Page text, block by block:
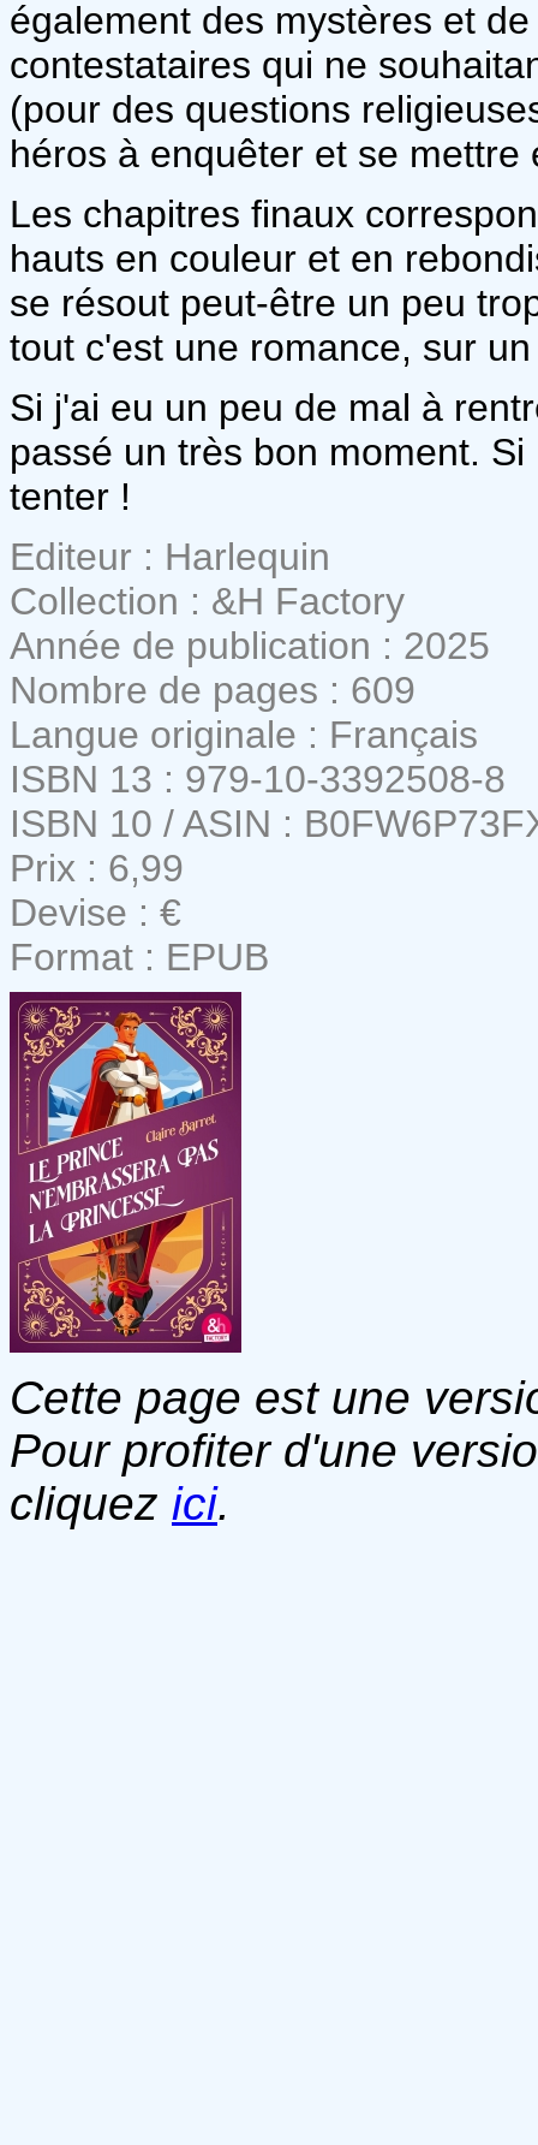
également des mystères et
contestataires qui ne
(pour des questions
héros à enquêter et se mettre
Les chapitres finaux
hauts en couleur et en
se résout peut-être un peu
tout c'est une romance, sur
Si j'ai eu un peu de mal à
passé un très bon moment.
tenter !
Editeur : Harlequin
Collection : &H Factory
Année de publication : 2025
Nombre de pages : 609
Langue originale : Français
ISBN 13 : 979-10-3392508-8
ISBN 10 / ASIN :
Prix : 6,99
Devise : €
Format : EPUB
Cette page est une
Pour profiter d'une
cliquez ici.